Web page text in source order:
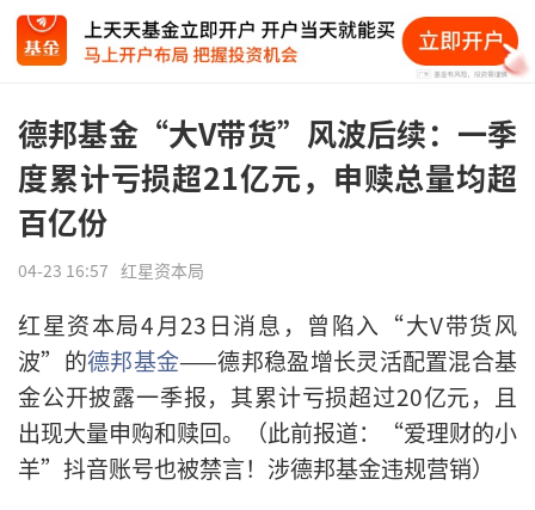
德邦基金“大V带货”风波后续：一季
度累计亏损超21亿元，申赎总量均超
百亿份
04-23 16:57 红星资本局
红星资本局4月23日消息，曾陷入“大V带货风
波”的德邦基金——德邦稳盈增长灵活配置混合基
金公开披露一季报，其累计亏损超过20亿元，且
出现大量申购和赎回。（此前报道：“爱理财的小
羊”抖音账号也被禁言！涉德邦基金违规营销）